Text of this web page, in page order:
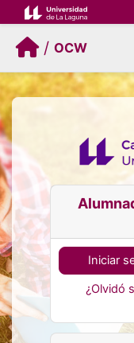
Salta al contenido
/ OCW
Iniciar
¿Olvidó